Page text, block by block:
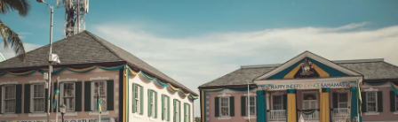
Gestion des freelances
Intégrez et gérez vos freelances partout dans le monde
PEO
Sous-traitez les opérations complexes liées à l’emploi
Comparer Remote
Examinez notre service par rapport aux autres
CROISSANCE
pays
Calculateur de paiement des freelances
Découvrez les devises disponibles et les vitesses de
paiement pour vos freelances internationaux
Nederlands
Français
Connexion